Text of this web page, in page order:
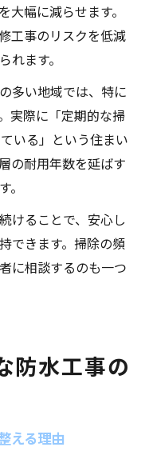
大幅に減らせます。
工事のリスクを低減
れます。
多い地域では、特に
実際に「定期的な掃
いる」という住まい
の耐用年数を延ばす
けることで、安心し
できます。掃除の頻
に相談するのも一つ
防水工事の
える理由